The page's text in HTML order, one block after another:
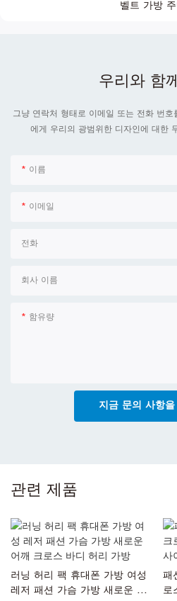
벨트 가방 주
우리와 함
그냥 연락처 형태로 이메일 또는 전화 번
에게 우리의 광범위한 디자인에 대한
이름
이메일
전화
회사 이름
함유량
지금 문의 사항
관련 제품
러닝 허리 팩 휴대폰 가방 여성
레저 패션 가슴 가방 새로운 어
패
로